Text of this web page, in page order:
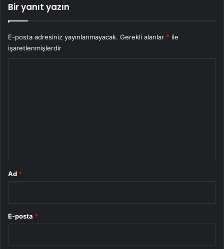
Bir yanıt yazın
E-posta adresiniz yayınlanmayacak. Gerekli alanlar * ile
işaretlenmişlerdir
Ad *
E-posta *